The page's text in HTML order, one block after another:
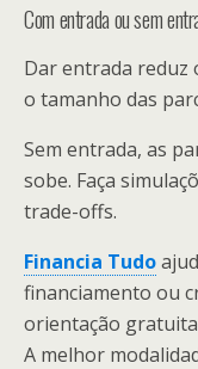
Com entrada ou sem
Dar entrada reduz
o tamanho das
Sem entrada, as
sobe. Faça
trade-offs.
Financia Tudo
financiamento ou
orientação
A melhor